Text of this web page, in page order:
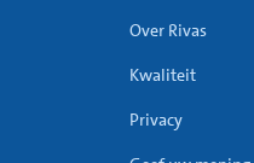
Over Rivas
Kwaliteit
Privacy